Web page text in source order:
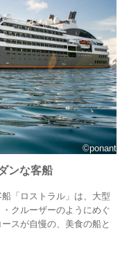
©ponant
ンな客船
「ロストラル」は、大型
クルーザーのようにめぐ
スが自慢の、美食の船と